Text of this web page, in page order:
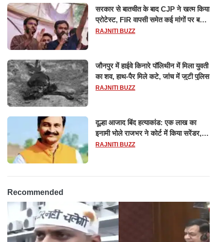
सरकार से बातचीत के बाद CJP ने खत्म किया
प्रोटेस्ट, FIR वापसी समेत कई मांगों पर बनी
सहमति
RAJNITI BUZZ
जौनपुर में हाईवे किनारे पॉलिथीन में मिला युवती
का शव, हाथ-पैर मिले कटे, जांच में जुटी पुलिस
RAJNITI BUZZ
दूल्हा आजाद बिंद हत्याकांड: एक लाख का
इनामी भोले राजभर ने कोर्ट में किया सरेंडर,
14 दिन के लिए भेजा गया जेल
RAJNITI BUZZ
Recommended